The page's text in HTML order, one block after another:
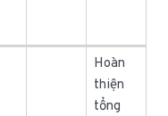
Hoàn
thiện
tổng